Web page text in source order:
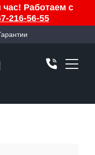
Работаем с
216-56-55